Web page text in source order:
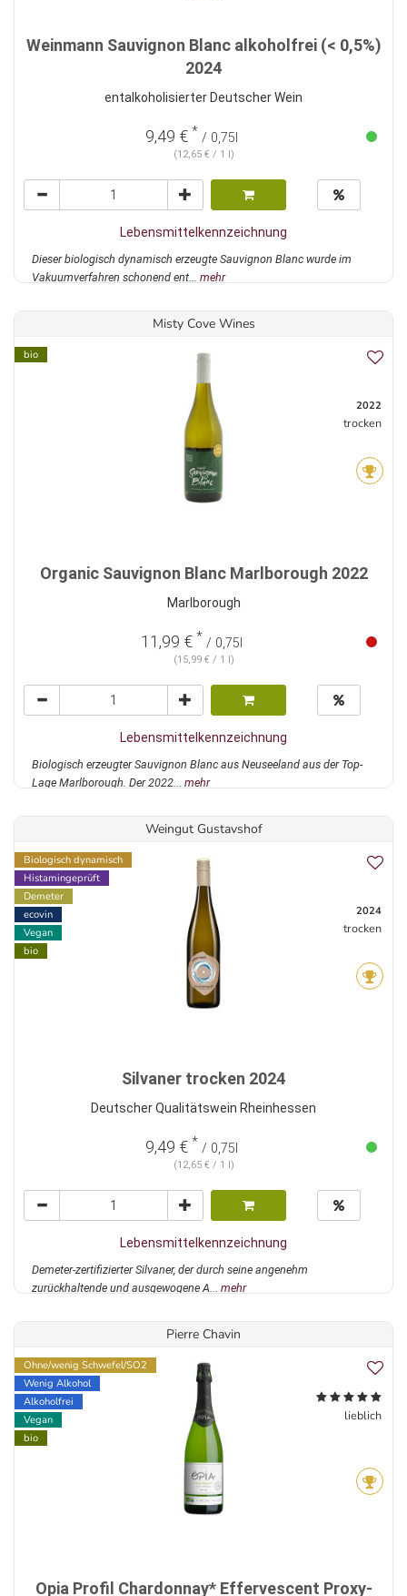
Weinmann Sauvignon Blanc alkoholfrei (< 0,5%)
2024
entalkoholisierter Deutscher Wein
9,49 € * / 0,75l
(12,65 € / 1 l)
Lebensmittelkennzeichnung
Dieser biologisch dynamisch erzeugte Sauvignon Blanc wurde im
Vakuumverfahren schonend ent... mehr
Misty Cove Wines
bio
2022
trocken
Organic Sauvignon Blanc Marlborough 2022
Marlborough
11,99 € * / 0,75l
(15,99 € / 1 l)
Lebensmittelkennzeichnung
Biologisch erzeugter Sauvignon Blanc aus Neuseeland aus der Top-
Lage Marlborough. Der 2022... mehr
Weingut Gustavshof
Biologisch dynamisch
Histamingeprüft
Demeter
ecovin
Vegan
bio
2024
trocken
Silvaner trocken 2024
Deutscher Qualitätswein Rheinhessen
9,49 € * / 0,75l
(12,65 € / 1 l)
Lebensmittelkennzeichnung
Demeter-zertifizierter Silvaner, der durch seine angenehm
zurückhaltende und ausgewogene A... mehr
Pierre Chavin
Ohne/wenig Schwefel/SO2
Wenig Alkohol
Alkoholfrei
Vegan
bio
lieblich
Opia Profil Chardonnay* Effervescent Proxy-